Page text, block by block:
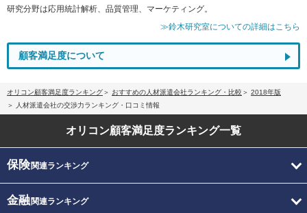
研究分野は応用統計解析、品質管理、マーケティング。
≫鈴木研究室についての詳細はこちら
顧客満足度について
オリコン顧客満足度ランキング おすすめの人材派遣会社ランキング・比較
2018年版
人材派遣会社の交渉力ランキング・口コミ情報
オリコン顧客満足度ランキング一覧
保険関連ランキング
金融関連ランキング